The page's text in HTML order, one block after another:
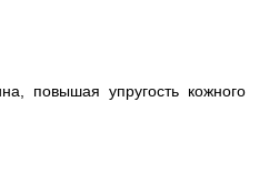
повышая упругость кожного